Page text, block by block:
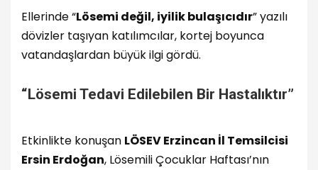
Ellerinde “Lösemi değil, iyilik bulaşıcıdır” yazılı
dövizler taşıyan katılımcılar, kortej boyunca
vatandaşlardan büyük ilgi gördü.
“Lösemi Tedavi Edilebilen Bir Hastalıktır”
Etkinlikte konuşan LÖSEV Erzincan İl Temsilcisi
Ersin Erdoğan, Lösemili Çocuklar Haftası’nın